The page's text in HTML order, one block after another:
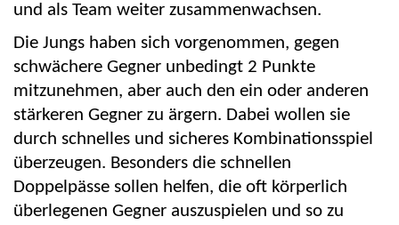
und als Team weiter zusammenwachsen.
Die Jungs haben sich vorgenommen, gegen
schwächere Gegner unbedingt 2 Punkte
mitzunehmen, aber auch den ein oder anderen
stärkeren Gegner zu ärgern. Dabei wollen sie
durch schnelles und sicheres Kombinationsspiel
überzeugen. Besonders die schnellen
Doppelpässe sollen helfen, die oft körperlich
überlegenen Gegner auszuspielen und so zu